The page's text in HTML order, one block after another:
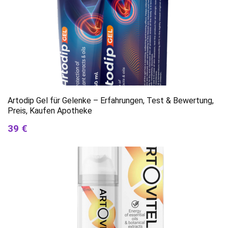
Artodip Gel für Gelenke – Erfahrungen, Test & Bewertung,
Preis, Kaufen Apotheke
39 €